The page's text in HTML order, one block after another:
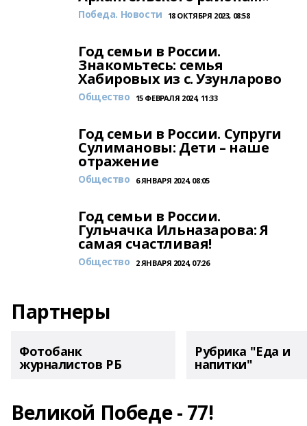
Победа. Новости 18 ОКТЯБРЯ 2023, 08:58
Год семьи в России.
Знакомьтесь: семья
Хабировых из с. Узунларово
Общество 15 ФЕВРАЛЯ 2024, 11:33
Год семьи в России. Супруги
Сулимановы: Дети – наше
отражение
Общество 6 ЯНВАРЯ 2024, 08:05
Год семьи в России.
Гульчачка Ильназарова: Я
самая счастливая!
Общество 2 ЯНВАРЯ 2024, 07:26
Партнеры
Фотобанк
журналистов РБ
Рубрика "Еда и
напитки"
Великой Победе - 77!